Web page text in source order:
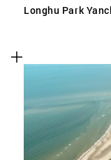
Longhu Park